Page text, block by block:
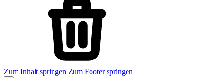
Zum Inhalt springen Zum Footer springen